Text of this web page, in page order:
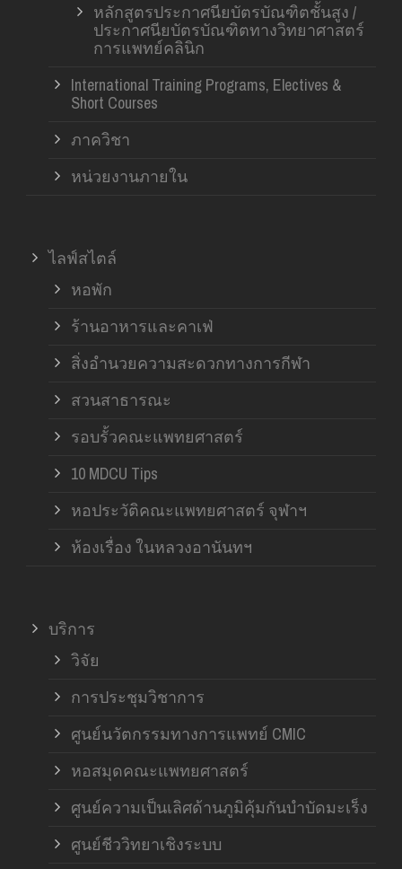
หลักสูตรประกาศนียบัตรบัณฑิตชั้นสูง /
ประกาศนียบัตรบัณฑิตทางวิทยาศาสตร์
การแพทย์คลินิก
International Training Programs, Electives &
Short Courses
ภาควิชา
หน่วยงานภายใน
ไลฟ์สไตล์
หอพัก
ร้านอาหารและคาเฟ่
สิ่งอำนวยความสะดวกทางการกีฬา
สวนสาธารณะ
รอบรั้วคณะแพทยศาสตร์
10 MDCU Tips
หอประวัติคณะแพทยศาสตร์ จุฬาฯ
ห้องเรื่อง ในหลวงอานันทฯ
บริการ
วิจัย
การประชุมวิชาการ
ศูนย์นวัตกรรมทางการแพทย์ CMIC
หอสมุดคณะแพทยศาสตร์
ศูนย์ความเป็นเลิศด้านภูมิคุ้มกันบำบัดมะเร็ง
ศูนย์ชีววิทยาเชิงระบบ